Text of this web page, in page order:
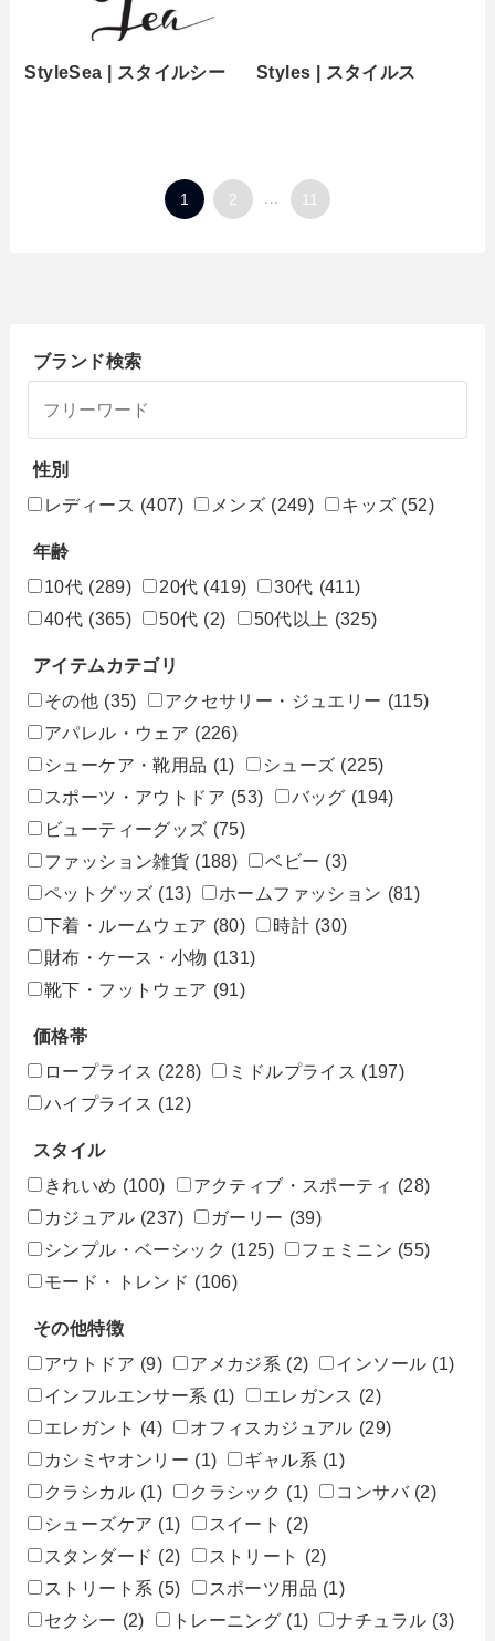
StyleSea | スタイルシー Styles | スタイルス
1 2 ... 11
ブランド検索
性別
レディース (407) メンズ (249) キッズ (52)
年齢
10代 (289) 20代 (419) 30代 (411)
40代 (365) 50代 (2) 50代以上 (325)
アイテムカテゴリ
その他 (35) アクセサリー・ジュエリー (115)
アパレル・ウェア (226)
シューケア・靴用品 (1) シューズ (225)
スポーツ・アウトドア (53) バッグ (194)
ビューティーグッズ (75)
ファッション雑貨 (188) ベビー (3)
ペットグッズ (13) ホームファッション (81)
下着・ルームウェア (80) 時計 (30)
財布・ケース・小物 (131)
靴下・フットウェア (91)
価格帯
ロープライス (228) ミドルプライス (197)
ハイプライス (12)
スタイル
きれいめ (100) アクティブ・スポーティ (28)
カジュアル (237) ガーリー (39)
シンプル・ベーシック (125) フェミニン (55)
モード・トレンド (106)
その他特徴
アウトドア (9) アメカジ系 (2) インソール (1)
インフルエンサー系 (1) エレガンス (2)
エレガント (4) オフィスカジュアル (29)
カシミヤオンリー (1) ギャル系 (1)
クラシカル (1) クラシック (1) コンサバ (2)
シューズケア (1) スイート (2)
スタンダード (2) ストリート
(2)
ストリート系 (5) スポーツ用品 (1)
セクシー (2) トレーニング (1) ナチュラル (3)